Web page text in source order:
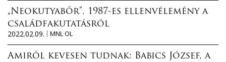
„Neokutyabőr”. 1987-es ellenvélemény a
családfakutatásról
2022.02.09.
MNL OL
Amiről kevesen tudnak: Babics József, a